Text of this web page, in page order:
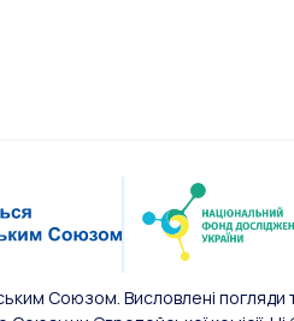
Союзом. Висловлені